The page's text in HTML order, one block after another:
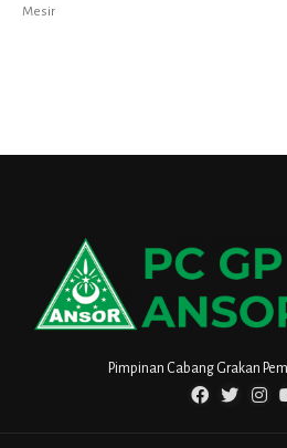
Mesir
Pimpinan Cabang Grakan